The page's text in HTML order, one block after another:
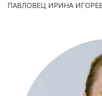
ПАВЛОВЕЦ ИРИНА